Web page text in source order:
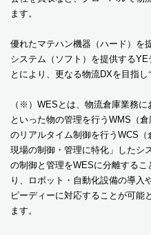
ます。
優れたマテハン機器（ハード）を
システム（ソフト）を提供する
とにより、更なる物流DXを目指し
（※）WESとは、物流倉庫業務
といった物の管理を行うWMS（
のリアルタイム制御を行うWCS
現場の制御・管理に特化」したシ
の制御と管理をWESに分離する
り、ロボット・自動化設備の導入
ピーディーに対応することが可能
ます。